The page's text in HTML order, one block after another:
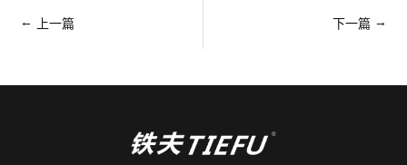
← 上一篇 下一篇 →